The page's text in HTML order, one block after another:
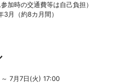
加時の交通費等は自己負担）
月（約8カ月間）
7月7日(火) 17:00